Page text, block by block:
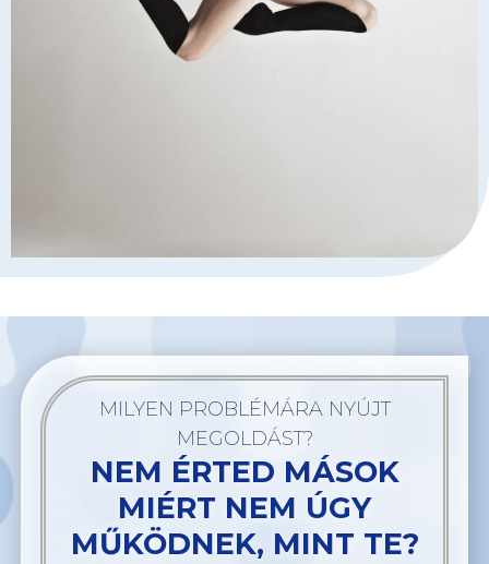
MILYEN PROBLÉMÁRA NYÚJT
MEGOLDÁST?
NEM ÉRTED MÁSOK
MIÉRT NEM ÚGY
MŰKÖDNEK, MINT TE?